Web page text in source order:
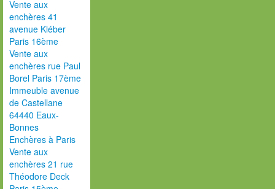
Vente aux
enchères 41
avenue Kléber
Paris 16ème
Vente aux
enchères rue Paul
Borel Paris 17ème
Immeuble avenue
de Castellane
64440 Eaux-
Bonnes
Enchères à Paris
Vente aux
enchères 21 rue
Théodore Deck